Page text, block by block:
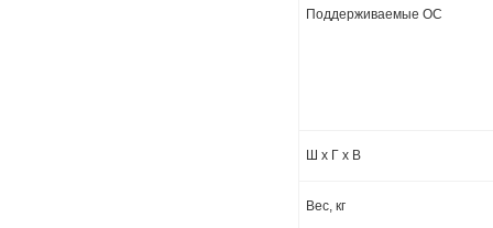
Поддерживаемые ОС
Ш х Г х В
Вес, кг